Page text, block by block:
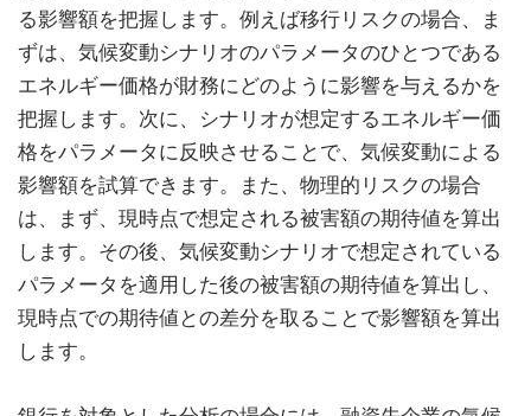
る影響額を把握します。例えば移行リスクの場合、ま
ずは、気候変動シナリオのパラメータのひとつである
エネルギー価格が財務にどのように影響を与えるかを
把握します。次に、シナリオが想定するエネルギー価
格をパラメータに反映させることで、気候変動による
影響額を試算できます。また、物理的リスクの場合
は、まず、現時点で想定される被害額の期待値を算出
します。その後、気候変動シナリオで想定されている
パラメータを適用した後の被害額の期待値を算出し、
現時点での期待値との差分を取ることで影響額を算出
します。